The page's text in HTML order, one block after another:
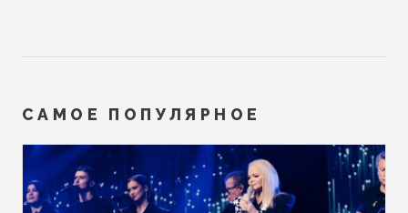
САМОЕ ПОПУЛЯРНОЕ